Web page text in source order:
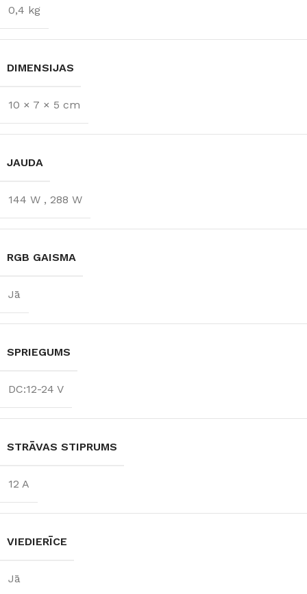
0,4 kg
DIMENSIJAS
10 × 7 × 5 cm
JAUDA
144 W , 288 W
RGB GAISMA
Jā
SPRIEGUMS
DC:12-24 V
STRĀVAS STIPRUMS
12 A
VIEDIERĪCE
Jā